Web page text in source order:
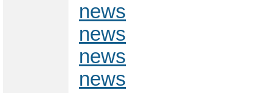
news
news
news
news